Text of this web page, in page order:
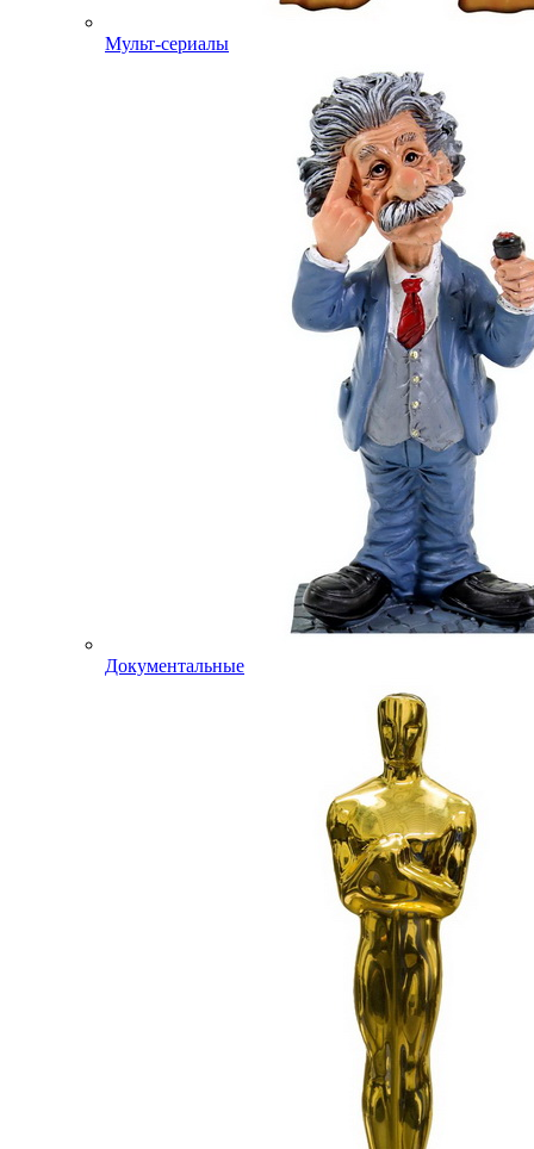
Мульт-сериалы
Документальные